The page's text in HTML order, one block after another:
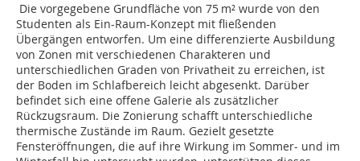
Die vorgegebene Grundfläche von 75 m² wurde von den
Studenten als Ein-Raum-Konzept mit fließenden
Übergängen entworfen. Um eine differenzierte Ausbildung
von Zonen mit verschiedenen Charakteren und
unterschiedlichen Graden von Privatheit zu erreichen, ist
der Boden im Schlafbereich leicht abgesenkt. Darüber
befindet sich eine offene Galerie als zusätzlicher
Rückzugsraum. Die Zonierung schafft unterschiedliche
thermische Zustände im Raum. Gezielt gesetzte
Fensteröffnungen, die auf ihre Wirkung im Sommer- und im